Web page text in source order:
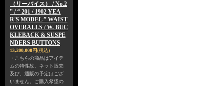
（リーバイス） / No.2
” / “ 201 / 1902 YEA
R'S MODEL ” WAIST
OVERALLS / W. BUC
KLEBACK & SUSPE
NDERS BUTTONS
13,200,000円(税込)
・こちらの商品はアイテ
ムの特性故、ネット販売
及び、通販の予定はござ
いません。ご購入希望の